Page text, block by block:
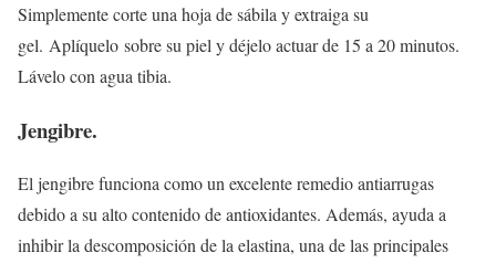
Simplemente corte una hoja de sábila y extraiga su
gel. Aplíquelo sobre su piel y déjelo actuar de 15 a 20 minutos.
Lávelo con agua tibia.
Jengibre.
El jengibre funciona como un excelente remedio antiarrugas
debido a su alto contenido de antioxidantes. Además, ayuda a
inhibir la descomposición de la elastina, una de las principales